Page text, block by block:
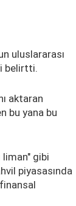
uluslararası
belirtti.
aktaran
bu yana bu
liman" gibi
piyasasında